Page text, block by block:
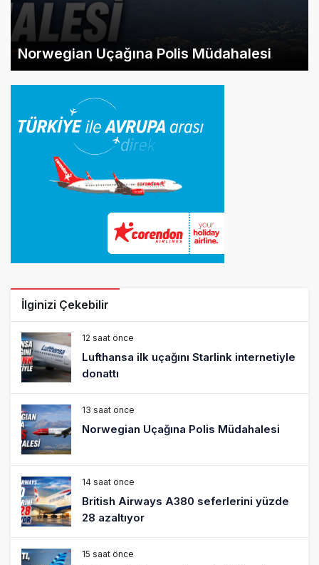
Norwegian Uçağına Polis Müdahalesi
İlginizi Çekebilir
12 saat önce
Lufthansa ilk uçağını Starlink internetiyle
donattı
13 saat önce
Norwegian Uçağına Polis Müdahalesi
14 saat önce
British Airways A380 seferlerini yüzde
28 azaltıyor
15 saat önce